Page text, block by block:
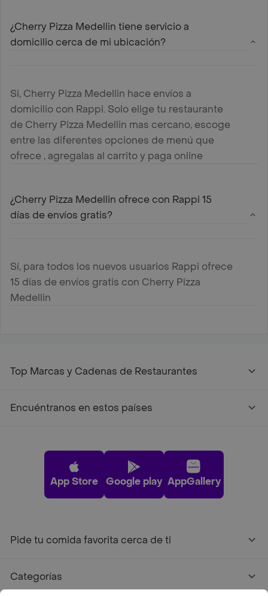
¿Cherry Pizza Medellin tiene servicio a
domicilio cerca de mi ubicación?
Si, Cherry Pizza Medellin hace envíos a
domicilio con Rappi. Solo elige tu restaurante
de Cherry Pizza Medellin mas cercano, escoge
entre las diferentes opciones de menú que
ofrece , agregalas al carrito y paga online
¿Cherry Pizza Medellin ofrece con Rappi 15
días de envíos gratis?
Sí, para todos los nuevos usuarios Rappi ofrece
15 días de envíos gratis con Cherry Pizza
Medellin
Top Marcas y Cadenas de Restaurantes
Encuéntranos en estos países
App Store Google play AppGallery
Pide tu comida favorita cerca de ti
Categorías